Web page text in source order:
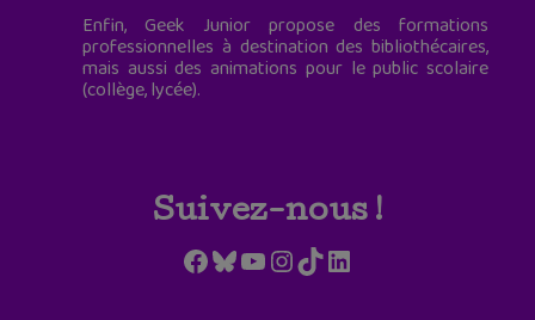
Enfin, Geek Junior propose des formations
professionnelles à destination des bibliothécaires,
mais aussi des animations pour le public scolaire
(collège, lycée).
Suivez-nous !
Facebook
Bluesky
YouTube
Instagram
TikTokLinkedIn